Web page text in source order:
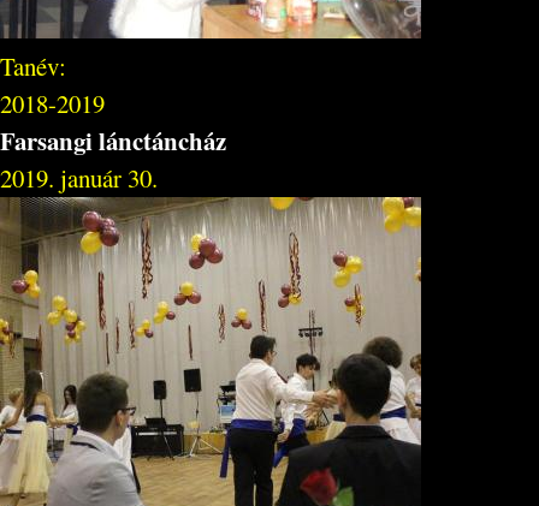
Tanév:
2018-2019
Farsangi lánctáncház
2019. január 30.